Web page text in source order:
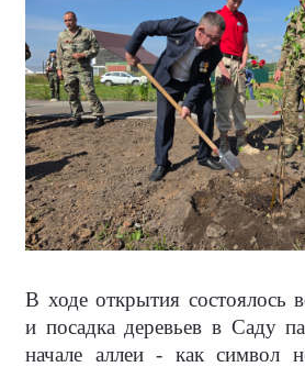
В ходе открытия состоялось
и посадка деревьев в Саду
начале аллеи - как символ